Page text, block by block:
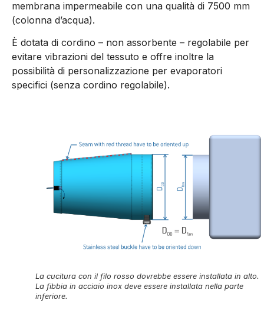
membrana impermeabile con una qualità di 7500 mm
(colonna d’acqua).
È dotata di cordino – non assorbente – regolabile per
evitare vibrazioni del tessuto e offre inoltre la
possibilità di personalizzazione per evaporatori
specifici (senza cordino regolabile).
La cucitura con il filo rosso dovrebbe essere installata in alto.
La fibbia in acciaio inox deve essere installata nella parte
inferiore.